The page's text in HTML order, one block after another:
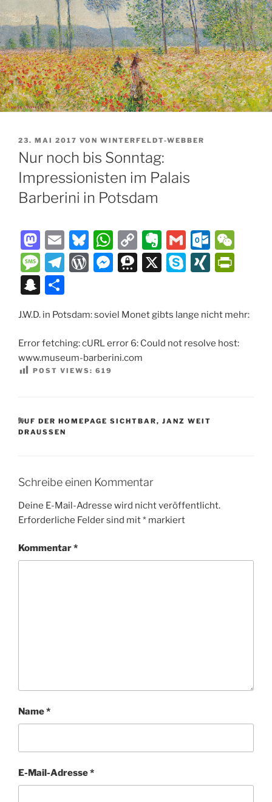
VERÖFFENTLICHT
AM
23. MAI 2017 VON WINTERFELDT-WEBBER
Nur noch bis Sonntag:
Impressionisten im Palais
Barberini in Potsdam
M
a
st
o
d
o
n
E
m
ai
Bl
u
e
k
y
W
h
at
A
p
p
C
o
p
Li
n
k
E
v
er
ot
e
G
m
ai
O
ut
lo
k.
c
at
M
e
ss
a
g
e
T
gr
a
m
W
P
re
ss
M
e
n
g
T
e
m
a
X
S
p
e
XI
Fr
ie
S
a
p
c
le
n
J.W.D. in Potsdam: soviel Monet gibts lange nicht mehr:
Error fetching: cURL error 6: Could not resolve host:
www.museum-barberini.com
POST VIEWS: 619
KATEGORIEN
AUF DER HOMEPAGE SICHTBAR, JANZ WEIT
DRAUSSEN
Schreibe einen Kommentar
Deine E-Mail-Adresse wird nicht veröffentlicht.
Erforderliche Felder sind mit* markiert
Kommentar*
Name*
E-Mail-Adresse*